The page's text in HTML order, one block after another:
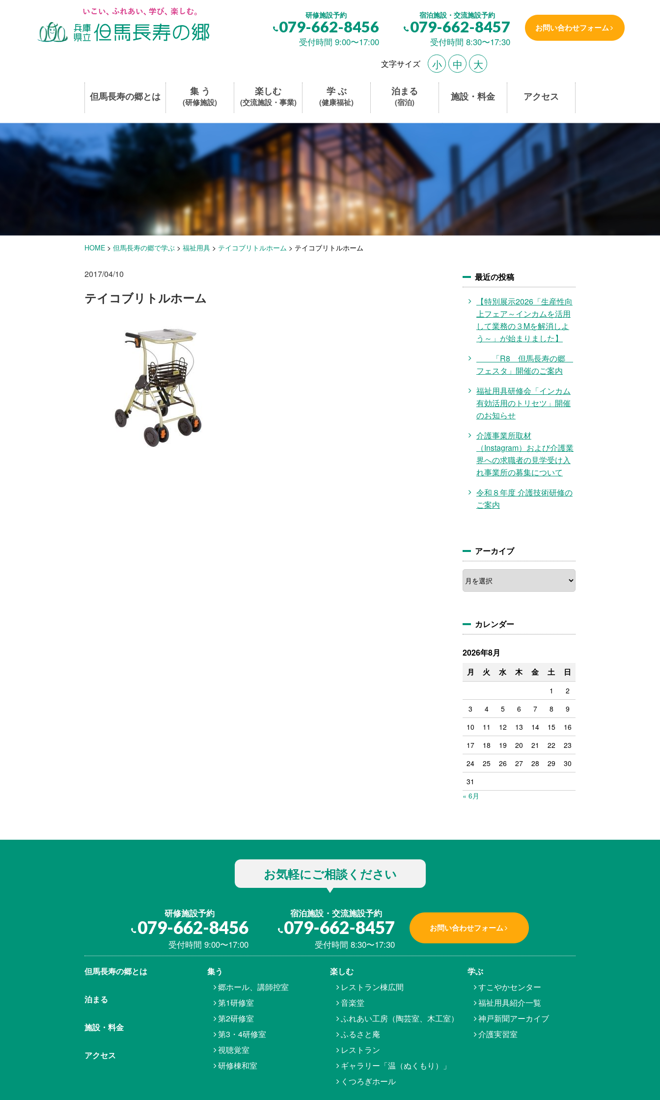
研修施設予約
079-662-8456
受付時間 9:00〜17:00
宿泊施設・交流施設予約
079-662-8457
受付時間 8:30〜17:30
お問い合わせフォーム
文字サイズ 小 中 大
但馬長寿の郷とは 集 う
(研修施設)
楽しむ
(交流施設・事業)
学 ぶ
(健康福祉)
泊まる
(宿泊) 施設・料金 アクセス
HOME > 但馬長寿の郷で学ぶ > 福祉用具 > テイコブリトルホーム > テイコブリトルホーム
2017/04/10
テイコブリトルホーム
最近の投稿
【特別展示2026「生産性向
上フェア～インカムを活用
して業務の３Mを解消しよ
う～」が始まりました】
「R8 但馬長寿の郷
フェスタ」開催のご案内
福祉用具研修会「インカム
有効活用のトリセツ」開催
のお知らせ
介護事業所取材
（Instagram）および介護業
界への求職者の見学受け入
れ事業所の募集について
令和８年度 介護技術研修の
ご案内
アーカイブ
ア
ー
カ
カレンダー
2026年8月
月 火 水 木 金 土 日
1
2
3
4 5 6 7 8
9
10
11 12 13 14 15
16
17
18 19 20 21 22
23
24
25 26 27 28 29
30
31
« 6月
お気軽にご相談ください
研修施設予約
079-662-8456
受付時間 9:00〜17:00
宿泊施設・交流施設予約
079-662-8457
受付時間 8:30〜17:30
お問い合わせフォーム
但馬⾧寿の郷とは
泊まる
施設・料金
アクセス
集う
郷ホール、講師控室
第1研修室
第2研修室
第3・4研修室
視聴覚室
研修棟和室
楽しむ
レストラン棟広間
音楽堂
ふれあい工房（陶芸室、木工室）
ふるさと庵
レストラン
ギャラリー「温（ぬくもり）」
くつろぎホール
学ぶ
すこやかセンター
福祉用具紹介一覧
神戸新聞アーカイブ
介護実習室